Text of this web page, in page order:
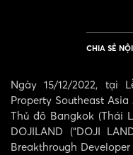
CHIA SẺ
Ngày 15/12/2022, tại
Property Southeast Asia
Thủ đôBangkok (Thái
DOJILAND (”DOJI
Breakthrough